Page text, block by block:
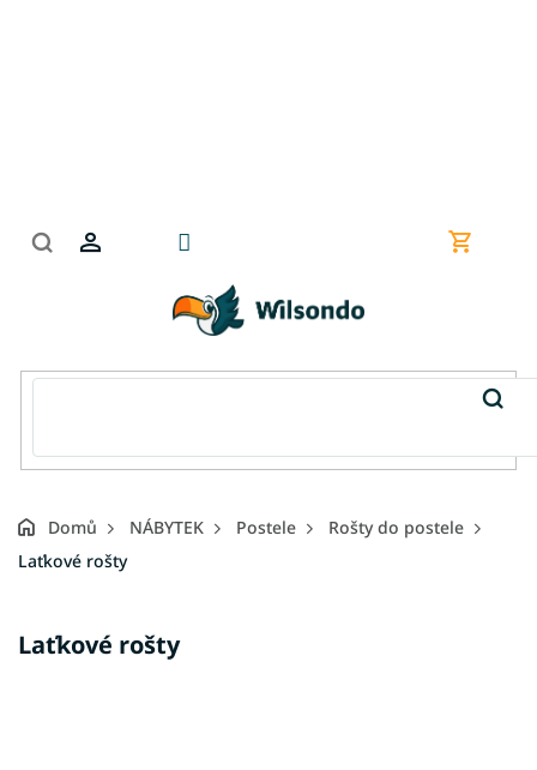
Nákupní
Domů NÁBYTEK Postele
Rošty do postele
Laťkové rošty
Laťkové rošty